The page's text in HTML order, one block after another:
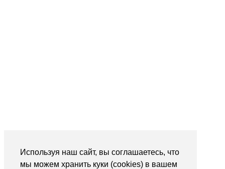
Используя наш сайт, вы соглашаетесь, что
мы можем хранить куки (cookies) в вашем